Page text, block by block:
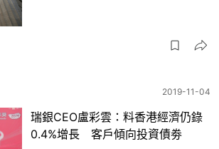
2019-11-04
瑞銀CEO盧彩雲：料香港經濟仍錄
0.4%增長 客戶傾向投資債劵